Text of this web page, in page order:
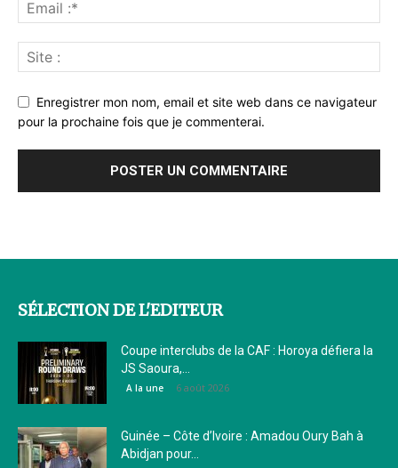
Enregistrer mon nom, email et site web dans ce navigateur
pour la prochaine fois que je commenterai.
SÉLECTION DE L'EDITEUR
Coupe interclubs de la CAF : Horoya défiera la
JS Saoura,...
A la une 6 août 2026
Guinée – Côte d’Ivoire : Amadou Oury Bah à
Abidjan pour...